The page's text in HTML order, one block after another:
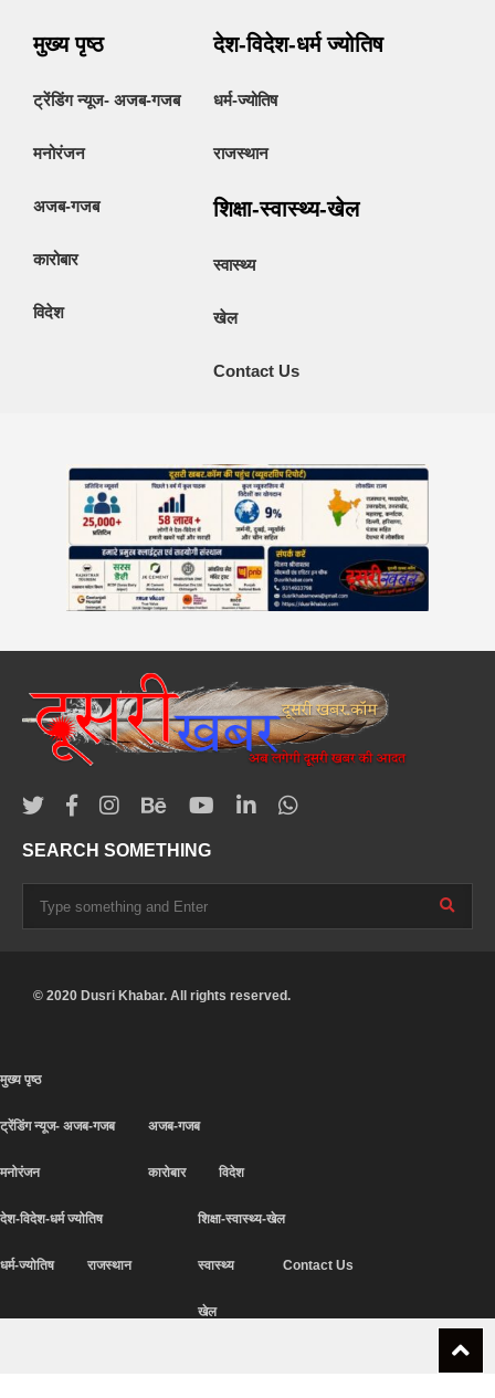
मुख्य पृष्ठ
ट्रेंडिंग न्यूज- अजब-गजब
मनोरंजन
अजब-गजब
कारोबार
विदेश
देश-विदेश-धर्म ज्योतिष
धर्म-ज्योतिष
राजस्थान
शिक्षा-स्वास्थ्य-खेल
स्वास्थ्य
खेल
Contact Us
SEARCH SOMETHING
© 2020 Dusri Khabar. All rights reserved.
मुख्य पृष्ठ
ट्रेंडिंग न्यूज- अजब-गजब
मनोरंजन
अजब-गजब
कारोबार विदेश
देश-विदेश-धर्म ज्योतिष
धर्म-ज्योतिष राजस्थान
शिक्षा-स्वास्थ्य-खेल
स्वास्थ्य
खेल
Contact Us